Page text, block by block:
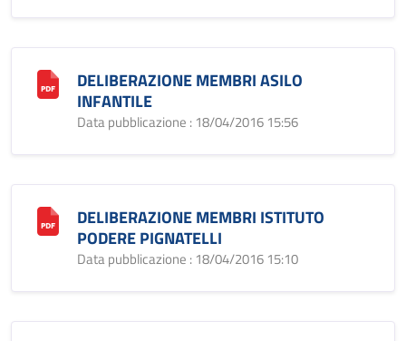
DELIBERAZIONE MEMBRI ASILO
INFANTILE
Data pubblicazione : 18/04/2016 15:56
DELIBERAZIONE MEMBRI ISTITUTO
PODERE PIGNATELLI
Data pubblicazione : 18/04/2016 15:10